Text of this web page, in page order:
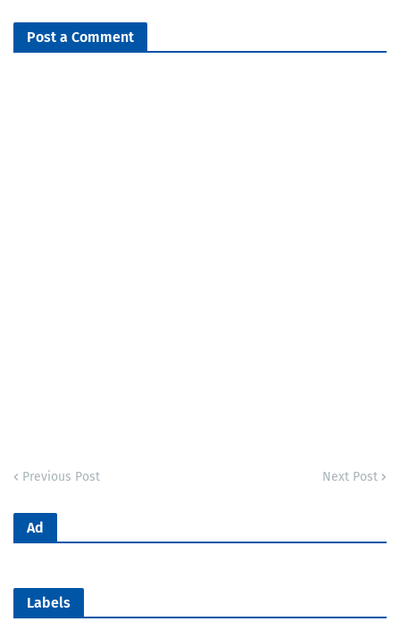
Post a Comment
Previous Post Next Post
Ad
Labels